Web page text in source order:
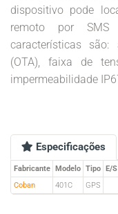
dispositivo pode
remoto por SMS
características
(OTA), faixa de
impermeabilidade
Especificações
Fabricante Modelo Tipo E/S
Coban
401C GPS